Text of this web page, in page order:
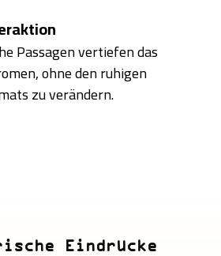
Passagen vertiefen das
ohne den ruhigen
zu verändern.
Eindrücke